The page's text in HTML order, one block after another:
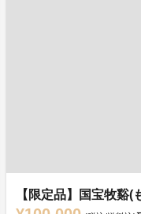
【限定品】国宝牧谿